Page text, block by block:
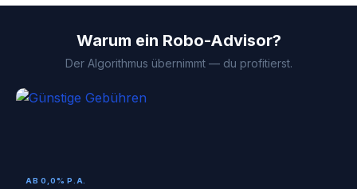
Warum ein Robo-Advisor?
Der Algorithmus übernimmt — du profitierst.
AB 0,0% P.A.